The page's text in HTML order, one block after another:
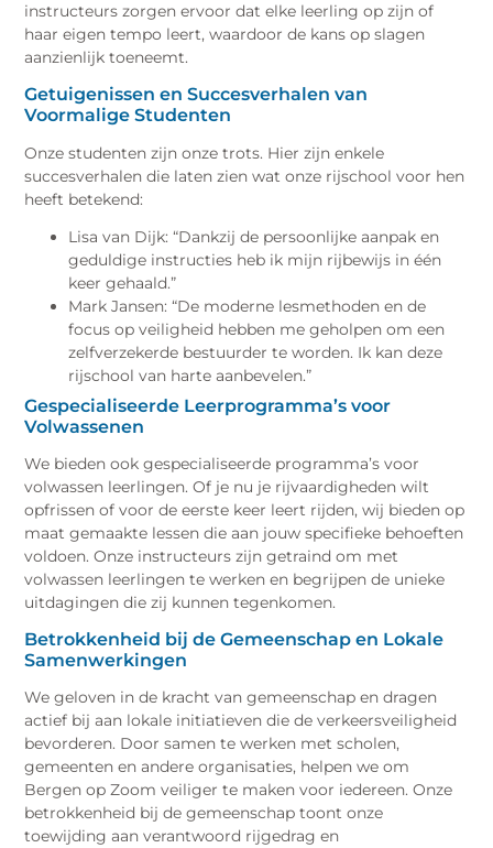
instructeurs zorgen ervoor dat elke leerling op zijn of
haar eigen tempo leert, waardoor de kans op slagen
aanzienlijk toeneemt.
Getuigenissen en Succesverhalen van
Voormalige Studenten
Onze studenten zijn onze trots. Hier zijn enkele
succesverhalen die laten zien wat onze rijschool voor hen
heeft betekend:
Lisa van Dijk: “Dankzij de persoonlijke aanpak en
geduldige instructies heb ik mijn rijbewijs in één
keer gehaald.”
Mark Jansen: “De moderne lesmethoden en de
focus op veiligheid hebben me geholpen om een
zelfverzekerde bestuurder te worden. Ik kan deze
rijschool van harte aanbevelen.”
Gespecialiseerde Leerprogramma’s voor
Volwassenen
We bieden ook gespecialiseerde programma’s voor
volwassen leerlingen. Of je nu je rijvaardigheden wilt
opfrissen of voor de eerste keer leert rijden, wij bieden op
maat gemaakte lessen die aan jouw specifieke behoeften
voldoen. Onze instructeurs zijn getraind om met
volwassen leerlingen te werken en begrijpen de unieke
uitdagingen die zij kunnen tegenkomen.
Betrokkenheid bij de Gemeenschap en Lokale
Samenwerkingen
We geloven in de kracht van gemeenschap en dragen
actief bij aan lokale initiatieven die de verkeersveiligheid
bevorderen. Door samen te werken met scholen,
gemeenten en andere organisaties, helpen we om
Bergen op Zoom veiliger te maken voor iedereen. Onze
betrokkenheid bij de gemeenschap toont onze
toewijding aan verantwoord rijgedrag en